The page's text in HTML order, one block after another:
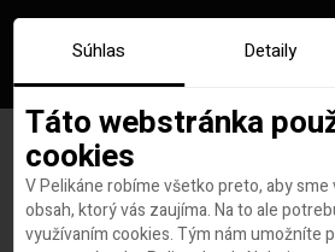
Značka:
Súhlas Detaily
Táto webstránka
cookies
V Pelikáne robíme všetko preto, aby
obsah, ktorý vás zaujíma. Na to ale
využívaním cookies. Tým nám umožníte